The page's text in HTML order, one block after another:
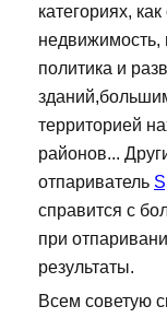
категориях,
недвижимость,
политика и
территорией
районов...
отпариватель
справится с
при
результаты.
Всем советую